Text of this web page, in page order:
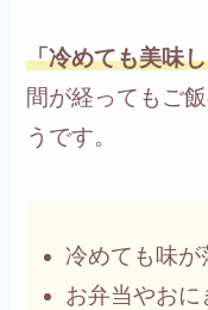
「冷めても美味
間が経ってもご
うです。
冷めても味が
お弁当やお